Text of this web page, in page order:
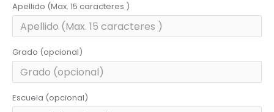
Apellido (Max. 15 caracteres )
Grado (opcional)
Escuela (opcional)